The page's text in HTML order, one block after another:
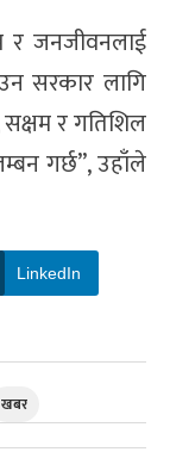
र जनजीवनलाई
सरकार लागि
र गतिशिल
गर्छ”, उहाँले
LinkedIn
खबर